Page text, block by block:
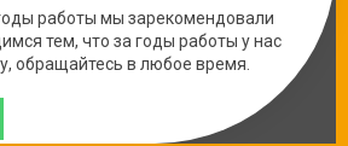
работы мы зарекомендовали
тем, что за годы работы у нас
обращайтесь в любое время.